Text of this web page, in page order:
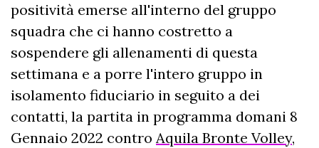
positività emerse all'interno del gruppo
squadra che ci hanno costretto a
sospendere gli allenamenti di questa
settimana e a porre l'intero gruppo in
isolamento fiduciario in seguito a dei
contatti, la partita in programma domani 8
Gennaio 2022 contro Aquila Bronte Volley,